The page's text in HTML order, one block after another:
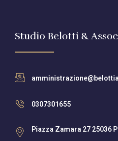
Studio Belotti &
0307301655
Piazza Zamara 27 25036